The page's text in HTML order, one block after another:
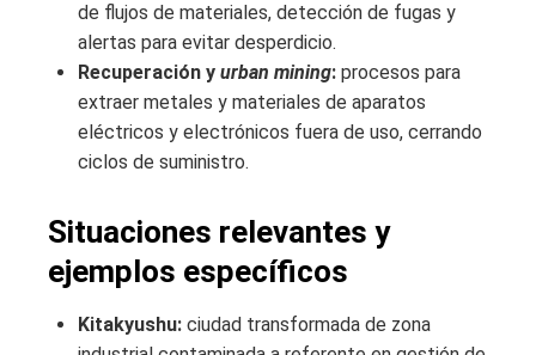
de flujos de materiales, detección de fugas y
alertas para evitar desperdicio.
Recuperación y urban mining: procesos para
extraer metales y materiales de aparatos
eléctricos y electrónicos fuera de uso, cerrando
ciclos de suministro.
Situaciones relevantes y
ejemplos específicos
Kitakyushu: ciudad transformada de zona